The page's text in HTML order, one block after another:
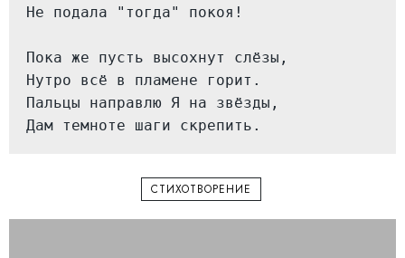
Не подала "тогда" покоя!
Пока же пусть высохнут слёзы,
Нутро всё в пламене горит.
Пальцы направлю Я на звёзды,
Дам темноте шаги скрепить.
СТИХОТВОРЕНИЕ